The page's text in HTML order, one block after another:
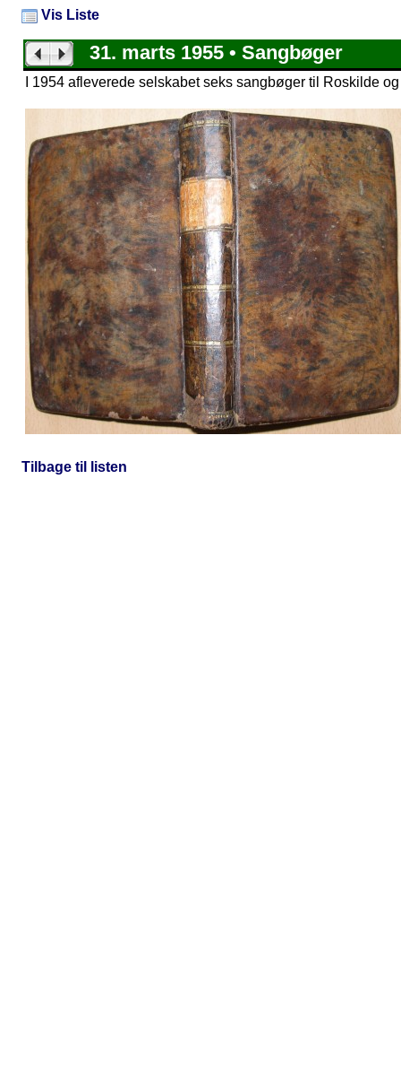
Vis Liste
31. marts 1955 • Sangbøger
I 1954 afleverede selskabet seks sangbøger til Roskilde
Tilbage til listen